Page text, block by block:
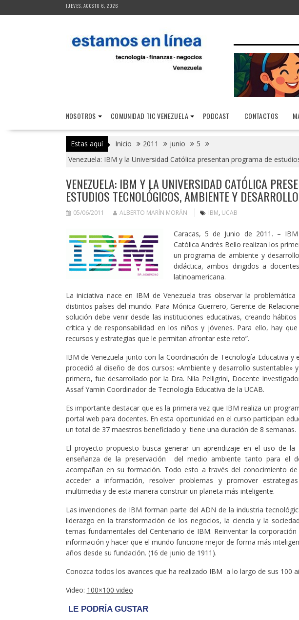
al
JUEVES, AGOSTO 6, 2026
NOSOTROS COMUNIDAD TIC VENEZUELA PODCAST CONTACTOS
Estas aquí Inicio 2011 junio
5
Venezuela: IBM y la Universidad Católica presentan programa de
VENEZUELA: IBM Y LA UNIVERSIDAD CATÓLICA
ESTUDIOS TECNOLÓGICOS, AMBIENTE Y
05/06/2011 ALBERTO MARÍN MORÁN IBM, UCAB
Caracas, 5 de Junio de 2011. –
Católica Andrés Bello realizan los
un programa de ambiente y
didáctica, ambos dirigidos a
latinoamericana.
La iniciativa nace en IBM de Venezuela tras observar la
distintos países del mundo. Para Mónica Guerrero, Gerente de
solución debe venir desde las instituciones educativas, creando
crítica y de responsabilidad en los niños y jóvenes. Para ello, hay
recursos y estrategias que le permitan afrontar este reto”.
IBM de Venezuela junto con la Coordinación de Tecnología Educativa y
procedió al diseño de dos cursos: «Ambiente y desarrollo sustentable»
primero, fue desarrollado por la Dra. Nila Pelligrini, Docente
Assaf Yamin Coordinador de Tecnología Educativa de la UCAB.
Es importante destacar que es la primera vez que IBM realiza un
portal web para docentes. En esta oportunidad en el curso participan
un total de 37 maestros beneficiado y tiene una duración de 8 semanas.
El proyecto propuesto busca generar un aprendizaje en el uso de
enseñanza de la preservación del medio ambiente tanto para el
acompañan en su formación. Todo esto a través del conocimiento
acceder a información, resolver problemas y promover
multimedia y de esta manera construir un planeta más inteligente.
Las invenciones de IBM forman parte del ADN de la industria
liderazgo en la transformación de los negocios, la ciencia y la
temas fundamentales del Centenario de IBM. Reinventar la
información y hacer que el mundo funcione mejor de forma más
años desde su fundación. (16 de junio de 1911).
Conozca todos los avances que ha realizado IBM a lo largo de sus 100
Video: 100×100 video